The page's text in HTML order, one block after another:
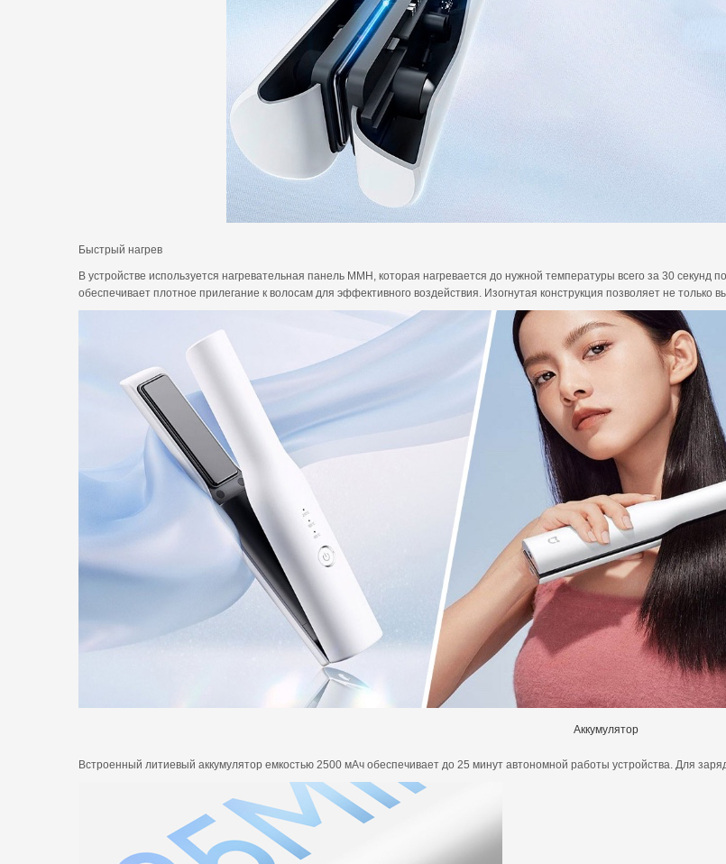
Быстрый нагрев
В устройстве используется нагревательная панель MMH, которая нагревается до нужной температуры всего за 30
обеспечивает плотное прилегание к волосам для эффективного воздействия. Изогнутая конструкция позволяет не только
Аккумулятор
Встроенный литиевый аккумулятор емкостью 2500 мАч обеспечивает до 25 минут автономной работы устройства. Для